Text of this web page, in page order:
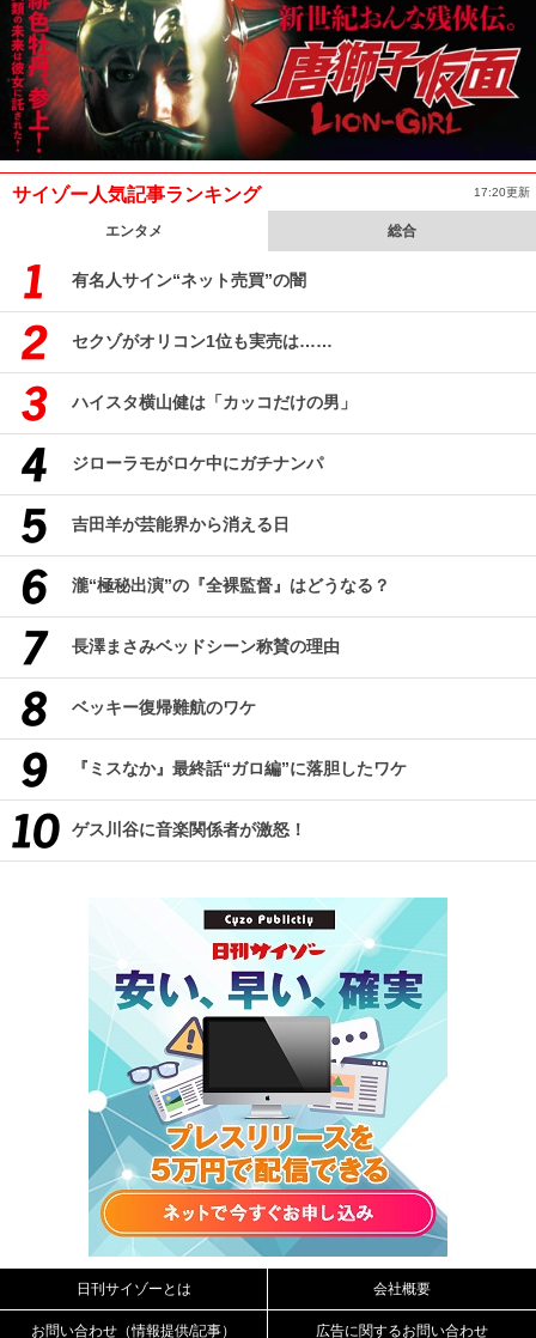
サイゾー人気記事ランキング 17:20更新
エンタメ 総合
有名人サイン“ネット売買”の闇
セクゾがオリコン1位も実売は……
ハイスタ横山健は「カッコだけの男」
ジローラモがロケ中にガチナンパ
吉田羊が芸能界から消える日
瀧“極秘出演”の『全裸監督』はどうなる？
長澤まさみベッドシーン称賛の理由
ベッキー復帰難航のワケ
『ミスなか』最終話“ガロ編”に落胆したワケ
ゲス川谷に音楽関係者が激怒！
日刊サイゾーとは 会社概要
お問い合わせ（情報提供/記事） 広告に関するお問い合わせ